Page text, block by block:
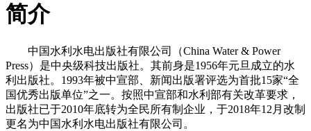
简介
中国水利水电出版社有限公司（China Water & Power
Press）是中央级科技出版社。其前身是1956年元旦成立的水
利出版社。1993年被中宣部、新闻出版署评选为首批15家“全
国优秀出版单位”之一。按照中宣部和水利部有关改革要求，
出版社已于2010年底转为全民所有制企业，于2018年12月改制
更名为中国水利水电出版社有限公司。